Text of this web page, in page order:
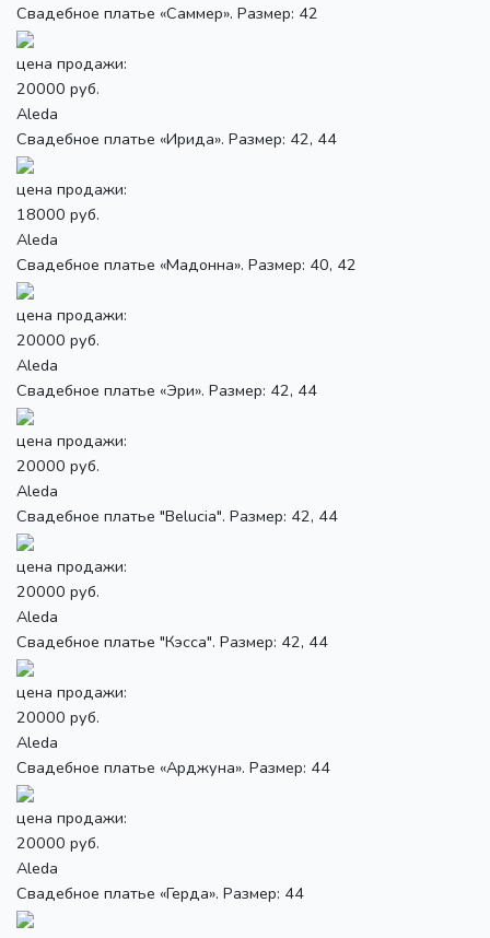
Свадебное платье «Саммер». Размер: 42
цена продажи:
20000 руб.
Aleda
Свадебное платье «Ирида». Размер: 42, 44
цена продажи:
18000 руб.
Aleda
Свадебное платье «Мадонна». Размер: 40, 42
цена продажи:
20000 руб.
Aleda
Свадебное платье «Эри». Размер: 42, 44
цена продажи:
20000 руб.
Aleda
Свадебное платье "Belucia". Размер: 42, 44
цена продажи:
20000 руб.
Aleda
Свадебное платье "Кэсса". Размер: 42, 44
цена продажи:
20000 руб.
Aleda
Свадебное платье «Арджуна». Размер: 44
цена продажи:
20000 руб.
Aleda
Свадебное платье «Герда». Размер: 44